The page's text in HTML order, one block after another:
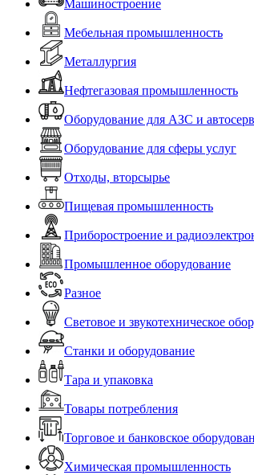
Машиностроение
Мебельная промышленность
Металлургия
Нефтегазовая промышленность
Оборудование для АЗС и
Оборудование для сферы услуг
Отходы, вторсырье
Пищевая промышленность
Приборостроение и
Промышленное оборудование
Разное
Световое и звукотехническое
Станки и оборудование
Тара и упаковка
Товары потребления
Торговое и банковское
Химическая промышленность